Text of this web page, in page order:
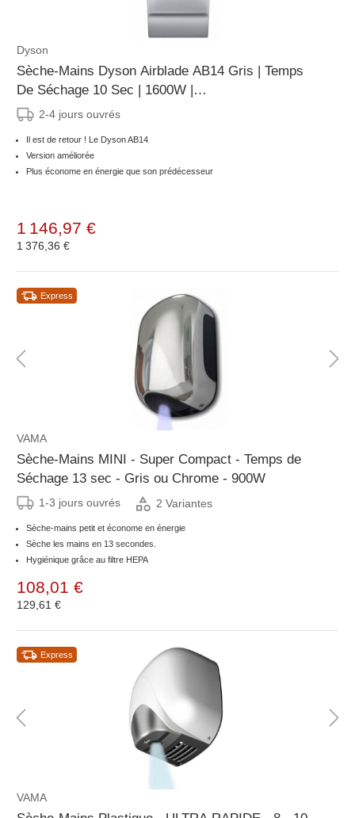
Dyson
Sèche-Mains Dyson Airblade AB14 Gris | Temps
De Séchage 10 Sec | 1600W |
L303xP247xH661mm
2-4 jours ouvrés
Il est de retour ! Le Dyson AB14
Version améliorée
Plus économe en énergie que son prédécesseur
1 146,97 €
1 376,36 €
Express
VAMA
Sèche-Mains MINI - Super Compact - Temps de
Séchage 13 sec - Gris ou Chrome - 900W
1-3 jours ouvrés 2 Variantes
Sèche-mains petit et économe en énergie
Sèche les mains en 13 secondes.
Hygiénique grâce au filtre HEPA
108,01 €
129,61 €
Express
VAMA